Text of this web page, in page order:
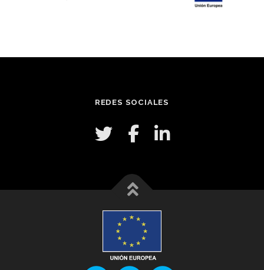
REDES SOCIALES